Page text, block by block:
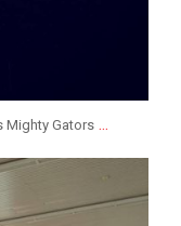
Mighty Gators ...